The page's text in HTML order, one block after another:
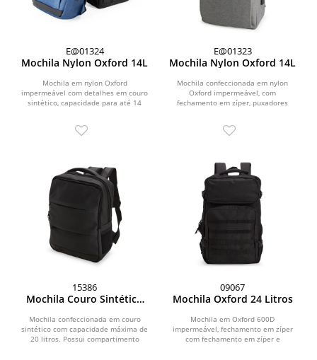
E@01324
Mochila Nylon Oxford 14L
Mochila em nylon Oxford
impermeável com detalhes em couro
sintético, capacidade para até 14
E@01323
Mochila Nylon Oxford 14L
Mochila confeccionada em nylon
Oxford impermeável, com
fechamento em zíper, puxadores
15386
Mochila Couro Sintético
Mochila confeccionada em couro
sintético com capacidade máxima de
20 litros. Possui compartimento
09067
Mochila Oxford 24 Litros
Mochila em Oxford 600D
impermeável, fechamento em zíper
com fechamento em zíper e